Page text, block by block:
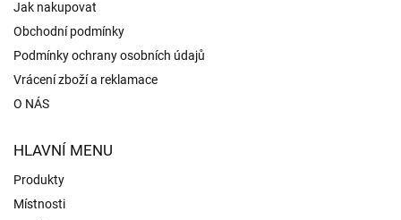
Jak nakupovat
Obchodní podmínky
Podmínky ochrany osobních údajů
Vrácení zboží a reklamace
O NÁS
HLAVNÍ MENU
Produkty
Místnosti